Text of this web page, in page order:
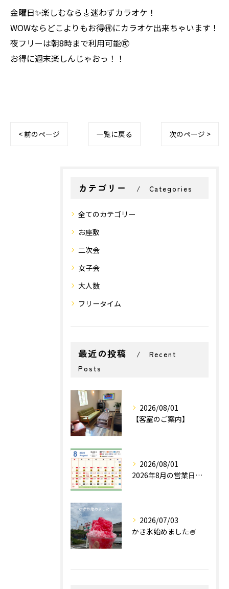
金曜日✨楽しむなら🎸迷わずカラオケ！
WOWならどこよりもお得🉐にカラオケ出来ちゃいます！
夜フリーは朝8時まで利用可能🉑
お得に週末楽しんじゃおっ！！
< 前のページ 一覧に戻る 次のページ >
カテゴリー Categories
全てのカテゴリー
お座敷
二次会
女子会
大人数
フリータイム
最近の投稿
Recent
Posts
2026/08/01
【客室のご案内】
2026/08/01
2026年8月の営業日カレンダー📅
2026/07/03
かき氷始めました🍧